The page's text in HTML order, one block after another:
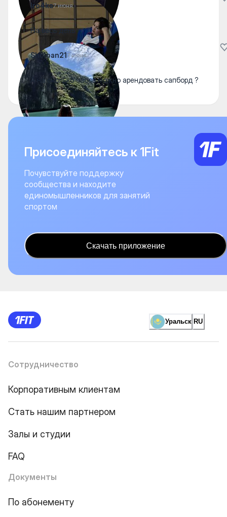
Iro4ka7 июня
На весь день
Sholpan217 июня
А на сколько часов можно арендовать сапборд ?
Присоединяйтесь к 1Fit
Почувствуйте поддержку
сообщества и находите
единомышленников для занятий
спортом
Скачать приложение
Уральск RU
Сотрудничество
Корпоративным клиентам
Стать нашим партнером
Залы и студии
FAQ
Документы
По абонементу